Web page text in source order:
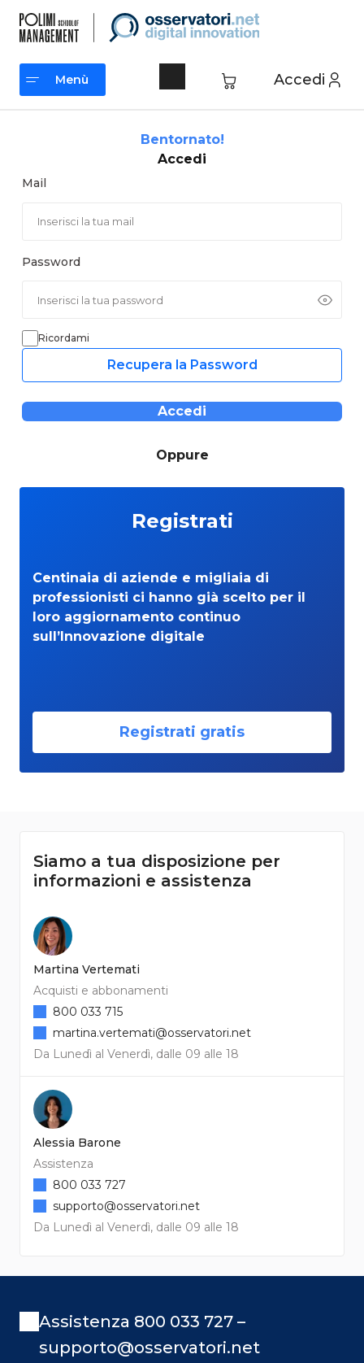
contenuto
Accedi
Menù
Bentornato!
Accedi
Mail
Password
Ricordami
Recupera la Password
Accedi
Oppure
Registrati
Centinaia di aziende e migliaia di
professionisti ci hanno già scelto per il
loro aggiornamento continuo
sull’Innovazione digitale
Registrati gratis
Siamo a tua disposizione per
informazioni e assistenza
Martina Vertemati
Acquisti e abbonamenti
Da Lunedì al Venerdì, dalle 09 alle 18
800 033 715
martina.vertemati@osservatori.net
Alessia Barone
Assistenza
Da Lunedì al Venerdì, dalle 09 alle 18
800 033 727
supporto@osservatori.net
Assistenza 800 033 727 –
supporto@osservatori.net